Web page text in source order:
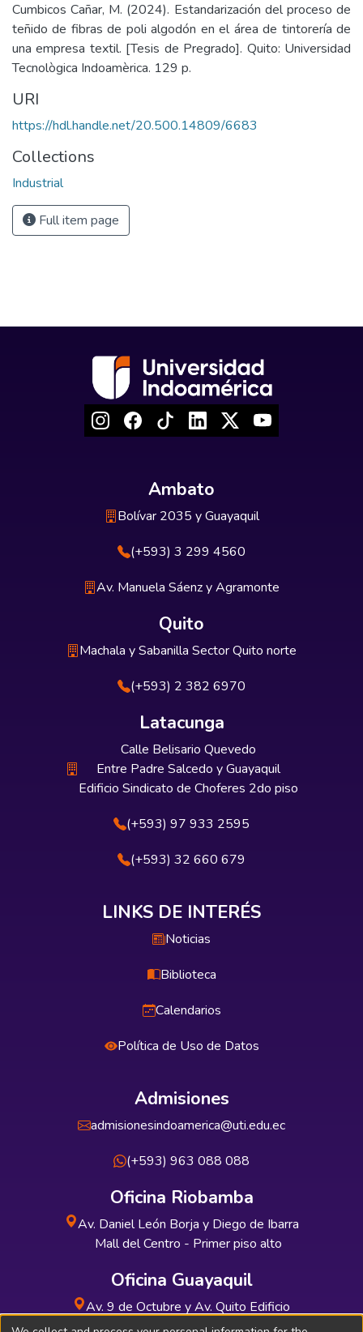
Cumbicos Cañar, M. (2024). Estandarización del proceso de
teñido de fibras de poli algodón en el área de tintorería de
una empresa textil. [Tesis de Pregrado]. Quito: Universidad
Tecnològica Indoamèrica. 129 p.
URI
https://hdl.handle.net/20.500.14809/6683
Collections
Industrial
Full item page
Ambato
Bolívar 2035 y Guayaquil
(+593) 3 299 4560
Av. Manuela Sáenz y Agramonte
Quito
Machala y Sabanilla Sector Quito norte
(+593) 2 382 6970
Latacunga
Calle Belisario Quevedo
Entre Padre Salcedo y Guayaquil
Edificio Sindicato de Choferes 2do piso
(+593) 97 933 2595
(+593) 32 660 679
LINKS DE INTERÉS
Noticias
Biblioteca
Calendarios
Política de Uso de Datos
Admisiones
admisionesindoamerica@uti.edu.ec
(+593) 963 088 088
Oficina Riobamba
Av. Daniel León Borja y Diego de Ibarra
Mall del Centro - Primer piso alto
Oficina Guayaquil
Av. 9 de Octubre y Av. Quito Edificio
INDUAUTO - Planta baja